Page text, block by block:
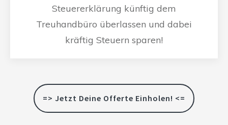
Steuererklärung künftig dem
Treuhandbüro überlassen und dabei
kräftig Steuern sparen!
=> Jetzt Deine Offerte Einholen! <=